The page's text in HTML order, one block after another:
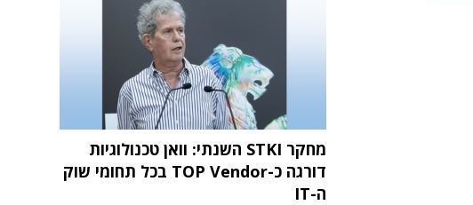
מחקר STKI השנתי: וואן טכנולוגיות
דורגה כ-TOP Vendor בכל תחומי שוק
ה-IT